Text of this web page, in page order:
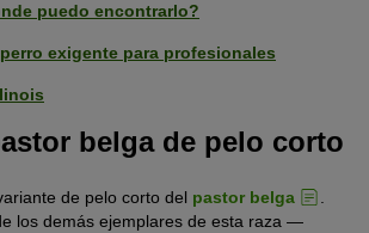
puedo encontrarlo?
exigente para profesionales
belga de pelo corto
de pelo corto del pastor belga
los demás ejemplares de esta raza —